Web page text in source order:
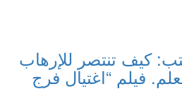
كيف تنتصر للإرهاب
فيلم “اغتيال فرج